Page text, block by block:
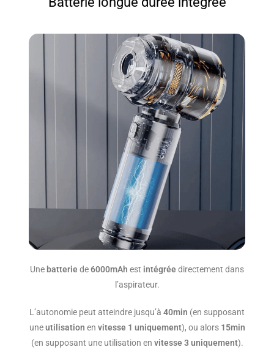
Une batterie de6000mAh est intégrée directement dans
l’aspirateur.
L’autonomie peut atteindre jusqu’à 40min (en supposant
uneutilisation en vitesse 1 uniquement), ou alors 15min
(en supposant une utilisation en vitesse 3 uniquement).